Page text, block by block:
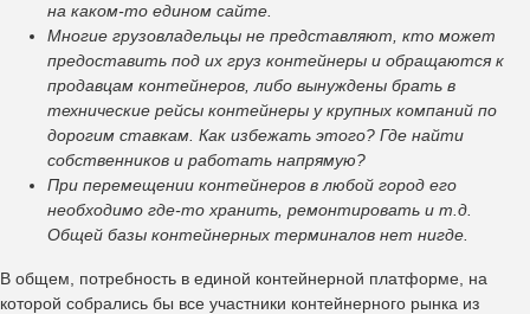
на каком-то едином сайте.
Многие грузовладельцы не представляют, кто может
предоставить под их груз контейнеры и обращаются к
продавцам контейнеров, либо вынуждены брать в
технические рейсы контейнеры у крупных компаний по
дорогим ставкам. Как избежать этого? Где найти
собственников и работать напрямую?
При перемещении контейнеров в любой город его
необходимо где-то хранить, ремонтировать и т.д.
Общей базы контейнерных терминалов нет нигде.
В общем, потребность в единой контейнерной платформе, на
которой собрались бы все участники контейнерного рынка из